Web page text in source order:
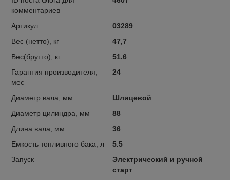
комментариев
Артикул
03289
Вес (нетто), кг
47,7
Вес(брутто), кг
51.6
Гарантия производителя,
мес
24
Диаметр вала, мм
Шлицевой
Диаметр цилиндра, мм
88
Длина вала, мм
36
Емкость топливного бака, л
5.5
Запуск
Электрический и ручной
старт